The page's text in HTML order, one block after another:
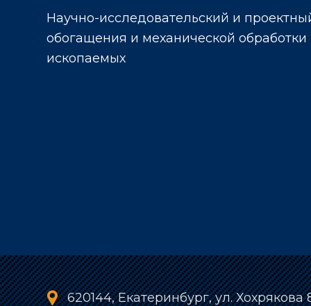
Научно-исследовательский и
обогащения и механической обработки
ископаемых
620144, Екатеринбург, ул. Хохрякова